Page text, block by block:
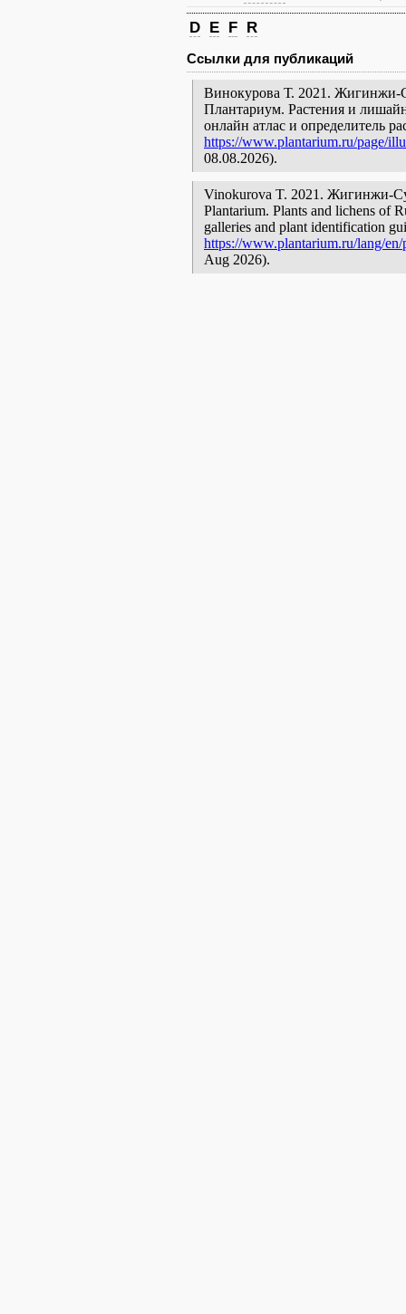
D E F R
Ссылки для публикаций
Винокурова Т. 2021. Жигинжи-
Плантариум. Растения и
онлайн атлас и определитель
https://www.plantarium.ru/page/
08.08.2026).
Vinokurova T. 2021. Жигинжи-
Plantarium. Plants and lichens of
galleries and plant identification
https://www.plantarium.ru/lang/
Aug 2026).